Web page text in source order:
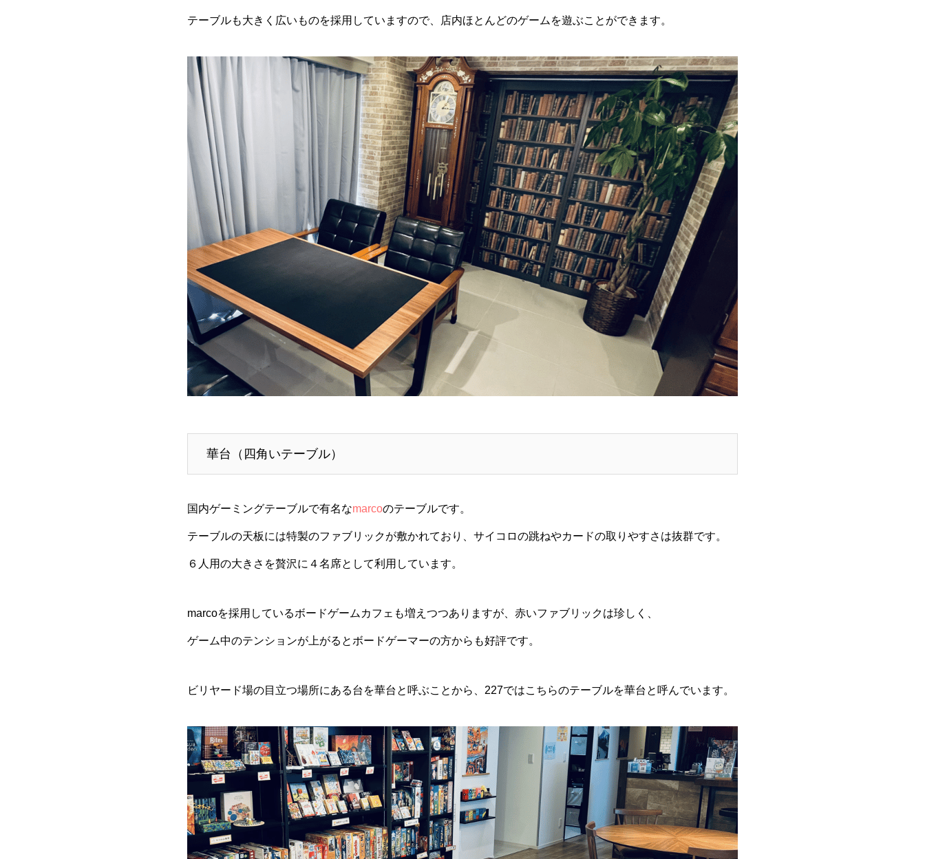
テーブルも大きく広いものを採用していますので、店内ほとんどのゲームを遊ぶことができます。
華台（四角いテーブル）
国内ゲーミングテーブルで有名なmarcoのテーブルです。
テーブルの天板には特製のファブリックが敷かれており、サイコロの跳ねやカードの取りやすさは抜群です。
６人用の大きさを贅沢に４名席として利用しています。
marcoを採用しているボードゲームカフェも増えつつありますが、赤いファブリックは珍しく、
ゲーム中のテンションが上がるとボードゲーマーの方からも好評です。
ビリヤード場の目立つ場所にある台を華台と呼ぶことから、227ではこちらのテーブルを華台と呼んでいます。